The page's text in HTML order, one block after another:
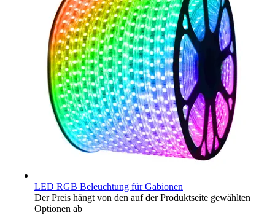
LED RGB Beleuchtung für Gabionen
Der Preis hängt von den auf der Produktseite gewählten
Optionen ab